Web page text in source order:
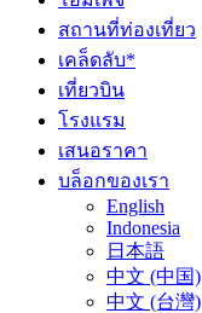
สถานที่ท่องเที่ยว
เคล็ดลับ*
เที่ยวบิน
โรงแรม
เสนอราคา
บล็อกของเรา
English
Indonesia
日本語
中文 (中国)
中文 (台灣)